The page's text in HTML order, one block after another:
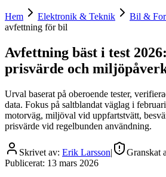
Hem Elektronik & Teknik
Bil &
avfettning för bil
Avfettning bäst i test
prisvärde och
Urval baserat på oberoende tester,
data. Fokus på saltblandat väglag i
motorväg, miljöval vid uppfartstvätt,
prisvärde vid regelbunden användning.
Skrivet av: Erik Larsson| Granskat
Publicerat: 13 mars 2026